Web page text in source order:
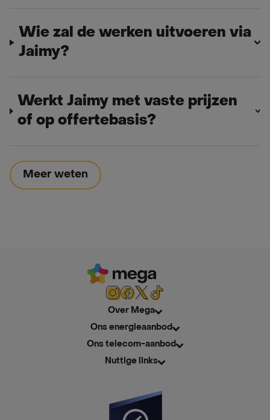
Wie zal de werken uitvoeren via
Jaimy?
Werkt Jaimy met vaste prijzen
of op offertebasis?
Meer weten
Over Mega
Ons energieaanbod
Ons telecom-aanbod
Nuttige links